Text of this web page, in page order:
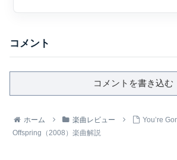
コメント
コメントを書き込む
ホーム 楽曲レビュー
You’re
Offspring（2008）楽曲解説